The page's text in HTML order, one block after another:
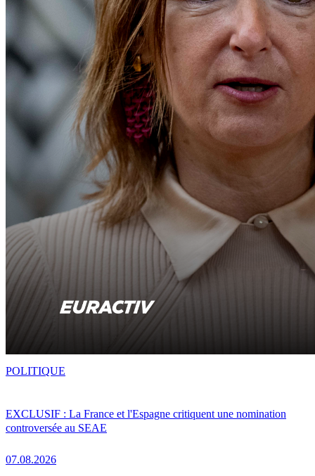
EXCLUSIF : La France et l'Espagne critiquent une nomination
controversée au SEAE
07.08.2026
POLITIQUE